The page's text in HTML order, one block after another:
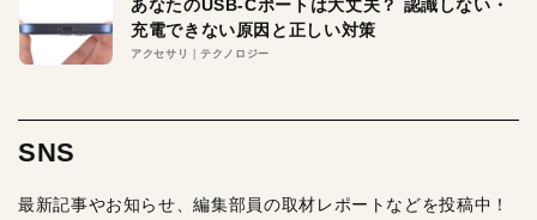
あなたのUSB-Cポートは大丈夫？ 認識しない・
充電できない原因と正しい対策
アクセサリ テクノロジー
SNS
最新記事やお知らせ、編集部員の取材レポートなどを投稿中！